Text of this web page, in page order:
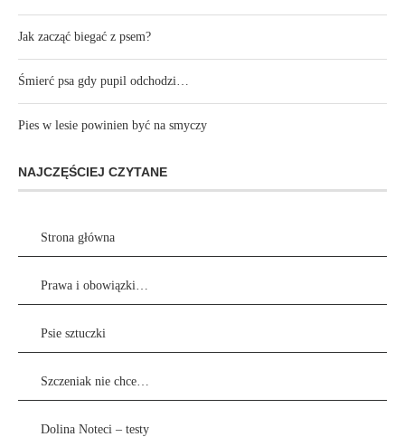
Jak zacząć biegać z psem?
Śmierć psa gdy pupil odchodzi…
Pies w lesie powinien być na smyczy
NAJCZĘŚCIEJ CZYTANE
Strona główna
Prawa i obowiązki…
Psie sztuczki
Szczeniak nie chce…
Dolina Noteci – testy